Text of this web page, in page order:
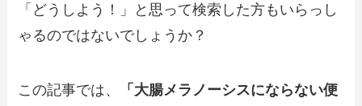
「どうしよう！」と思って検索した方もいらっし
ゃるのではないでしょうか？
この記事では、
「大腸メラノーシスにならない便